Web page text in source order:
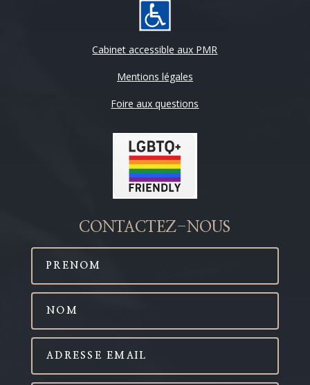
Cabinet accessible aux PMR
Mentions légales
Foire aux questions
CONTACTEZ-NOUS